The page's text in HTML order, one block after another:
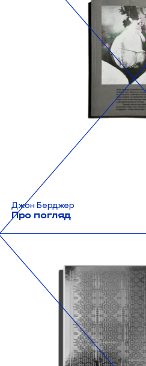
Джон Берджер
Про погляд